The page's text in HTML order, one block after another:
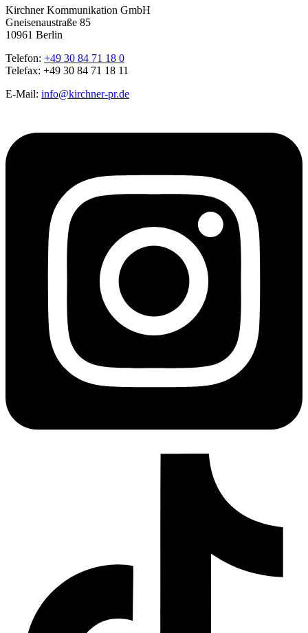
Kirchner Kommunikation GmbH
Gneisenaustraße 85
10961 Berlin
Telefon: +49 30 84 71 18 0
Telefax: +49 30 84 71 18 11
E-Mail: info@kirchner-pr.de